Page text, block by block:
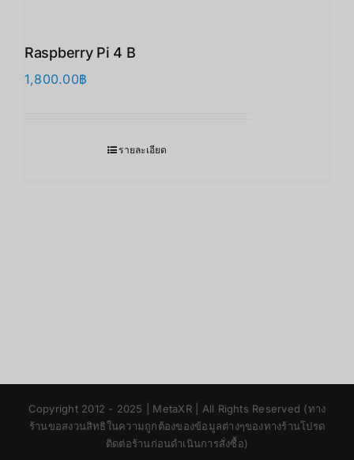
Raspberry Pi 4 B
1,800.00฿
รายละเอียด
Copyright 2012 - 2025 | MetaXR | All Rights Reserved (ทาง
ร้านขอสงวนสิทธิในความถูกต้องของข้อมูลต่างๆของทางร้านโปรด
ติดต่อร้านก่อนดำเนินการสั่งซื้อ)Chinese